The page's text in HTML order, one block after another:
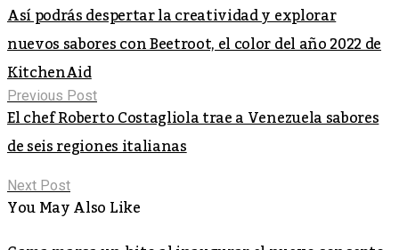
Así podrás despertar la creatividad y explorar
nuevos sabores con Beetroot, el color del año 2022 de
KitchenAid
Previous Post
El chef Roberto Costagliola trae a Venezuela sabores
de seis regiones italianas
Next Post
You May Also Like